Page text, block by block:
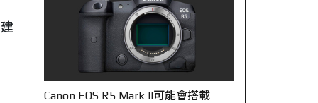
Canon EOS R5 Mark II可能會搭載